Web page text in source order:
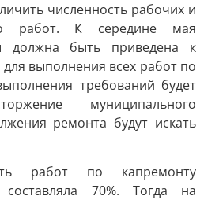
численность рабочих и
работ. К середине мая
должна быть приведена к
выполнения всех работ по
требований будет
муниципального
ремонта будут искать
работ по капремонту
составляла 70%. Тогда на